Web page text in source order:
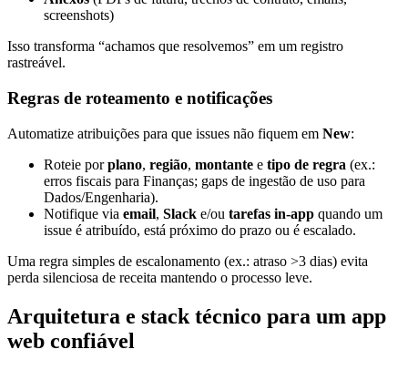
screenshots)
Isso transforma “achamos que resolvemos” em um registro
rastreável.
Regras de roteamento e notificações
Automatize atribuições para que issues não fiquem em New:
Roteie porplano, região, montante e tipo de regra (ex.:
erros fiscais para Finanças; gaps de ingestão de uso para
Dados/Engenharia).
Notifique via email, Slack e/ou tarefas in-app quando um
issue é atribuído, está próximo do prazo ou é escalado.
Uma regra simples de escalonamento (ex.: atraso >3 dias) evita
perda silenciosa de receita mantendo o processo leve.
Arquitetura e stack técnico para um app
web confiável